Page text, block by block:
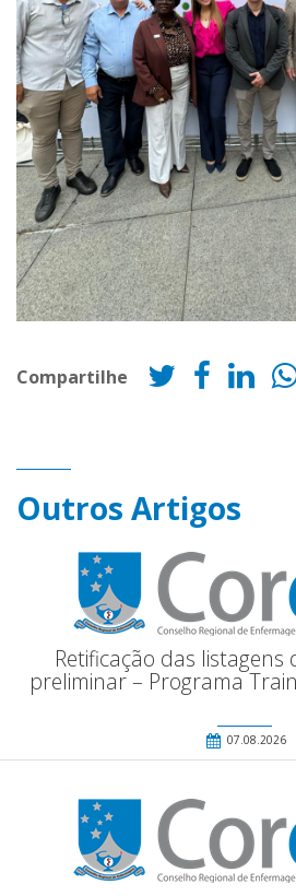
Compartilhe
Outros Artigos
Retificação das listagens
preliminar – Programa
07.08.2026